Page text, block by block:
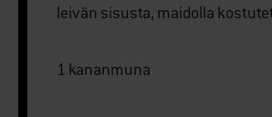
leivän sisusta, maidolla
1 kananmuna